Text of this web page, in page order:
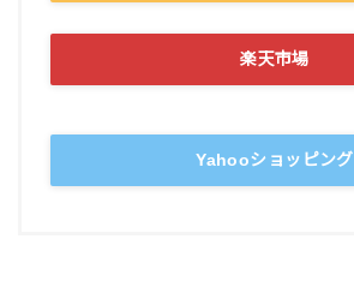
楽天市場
Yahooショッピング